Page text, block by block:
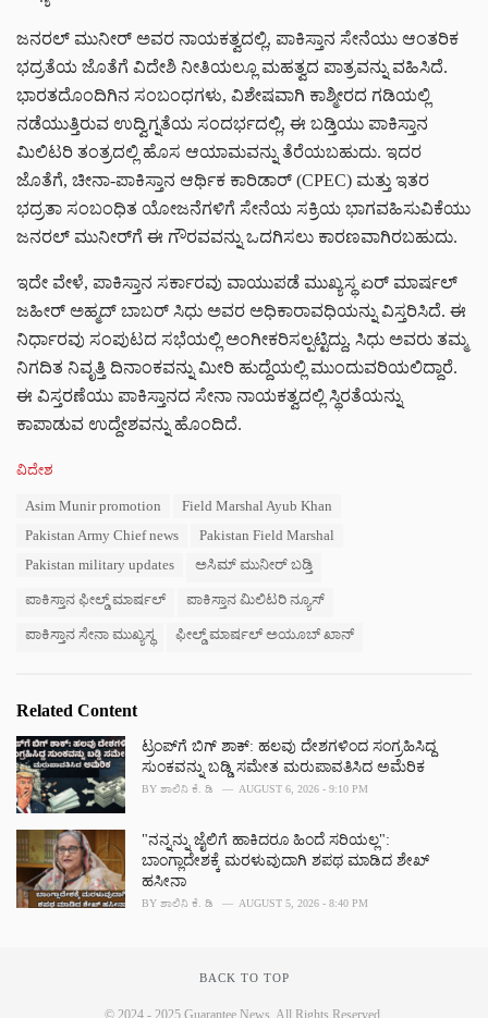
ಜನರಲ್ ಮುನೀರ್ ಅವರ ನಾಯಕತ್ವದಲ್ಲಿ, ಪಾಕಿಸ್ತಾನ ಸೇನೆಯು ಆಂತರಿಕ
ಭದ್ರತೆಯ ಜೊತೆಗೆ ವಿದೇಶಿ ನೀತಿಯಲ್ಲೂ ಮಹತ್ವದ ಪಾತ್ರವನ್ನು ವಹಿಸಿದೆ.
ಭಾರತದೊಂದಿಗಿನ ಸಂಬಂಧಗಳು, ವಿಶೇಷವಾಗಿ ಕಾಶ್ಮೀರದ ಗಡಿಯಲ್ಲಿ
ನಡೆಯುತ್ತಿರುವ ಉದ್ವಿಗ್ನತೆಯ ಸಂದರ್ಭದಲ್ಲಿ, ಈ ಬಡ್ತಿಯು ಪಾಕಿಸ್ತಾನ
ಮಿಲಿಟರಿ ತಂತ್ರದಲ್ಲಿ ಹೊಸ ಆಯಾಮವನ್ನು ತೆರೆಯಬಹುದು. ಇದರ
ಜೊತೆಗೆ, ಚೀನಾ-ಪಾಕಿಸ್ತಾನ ಆರ್ಥಿಕ ಕಾರಿಡಾರ್ (CPEC) ಮತ್ತು ಇತರ
ಭದ್ರತಾ ಸಂಬಂಧಿತ ಯೋಜನೆಗಳಿಗೆ ಸೇನೆಯ ಸಕ್ರಿಯ ಭಾಗವಹಿಸುವಿಕೆಯು
ಜನರಲ್ ಮುನೀರ್‌ಗೆ ಈ ಗೌರವವನ್ನು ಒದಗಿಸಲು ಕಾರಣವಾಗಿರಬಹುದು.
ಇದೇ ವೇಳೆ, ಪಾಕಿಸ್ತಾನ ಸರ್ಕಾರವು ವಾಯುಪಡೆ ಮುಖ್ಯಸ್ಥ ಏರ್ ಮಾರ್ಷಲ್
ಜಹೀರ್ ಅಹ್ಮದ್ ಬಾಬ‌ರ್ ಸಿಧು ಅವರ ಅಧಿಕಾರಾವಧಿಯನ್ನು ವಿಸ್ತರಿಸಿದೆ. ಈ
ನಿರ್ಧಾರವು ಸಂಪುಟದ ಸಭೆಯಲ್ಲಿ ಅಂಗೀಕರಿಸಲ್ಪಟ್ಟಿದ್ದು, ಸಿಧು ಅವರು ತಮ್ಮ
ನಿಗದಿತ ನಿವೃತ್ತಿ ದಿನಾಂಕವನ್ನು ಮೀರಿ ಹುದ್ದೆಯಲ್ಲಿ ಮುಂದುವರಿಯಲಿದ್ದಾರೆ.
ಈ ವಿಸ್ತರಣೆಯು ಪಾಕಿಸ್ತಾನದ ಸೇನಾ ನಾಯಕತ್ವದಲ್ಲಿ ಸ್ಥಿರತೆಯನ್ನು
ಕಾಪಾಡುವ ಉದ್ದೇಶವನ್ನು ಹೊಂದಿದೆ.
C
ವಿದೇಶ
Asim Munir promotion
Field Marshal Ayub Khan
Pakistan Army Chief news
Pakistan Field Marshal
Pakistan military updates
ಅಸಿಮ್ ಮುನೀರ್ ಬಡ್ತಿ
ಪಾಕಿಸ್ತಾನ ಫೀಲ್ಡ್ ಮಾರ್ಷಲ್ ಪಾಕಿಸ್ತಾನ ಮಿಲಿಟರಿ ನ್ಯೂಸ್
ಪಾಕಿಸ್ತಾನ ಸೇನಾ ಮುಖ್ಯಸ್ಥ ಫೀಲ್ಡ್ ಮಾರ್ಷಲ್ ಅಯೂಬ್ ಖಾನ್
Related Content
ಟ್ರಂಪ್‌ಗೆ ಬಿಗ್ ಶಾಕ್: ಹಲವು ದೇಶಗಳಿಂದ ಸಂಗ್ರಹಿಸಿದ್ದ
ಸುಂಕವನ್ನು ಬಡ್ಡಿ ಸಮೇತ ಮರುಪಾವತಿಸಿದ ಅಮೆರಿಕ
BY ಶಾಲಿನಿ ಕೆ. ಡಿ AUGUST 6, 2026 - 9:10 PM
"ನನ್ನನ್ನು ಜೈಲಿಗೆ ಹಾಕಿದರೂ ಹಿಂದೆ ಸರಿಯಲ್ಲ":
ಬಾಂಗ್ಲಾದೇಶಕ್ಕೆ ಮರಳುವುದಾಗಿ ಶಪಥ ಮಾಡಿದ ಶೇಖ್
ಹಸೀನಾ
BY ಶಾಲಿನಿ ಕೆ. ಡಿ AUGUST 5, 2026 - 8:40 PM
BACK TO TOP